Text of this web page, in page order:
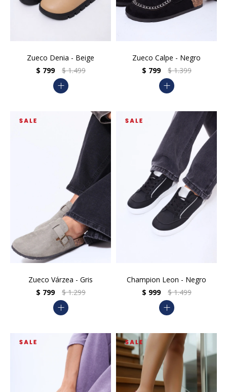
Zueco Denia - Beige
$ 799 $ 1.499
add
Zueco Calpe - Negro
$ 799 $ 1.399
add
Zueco Várzea - Gris
$ 799 $ 1.299
add
Champion Leon - Negro
$ 999 $ 1.499
add